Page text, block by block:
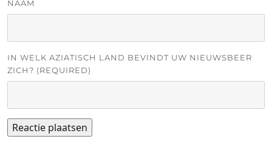
NAAM
IN WELK AZIATISCH LAND BEVINDT UW NIEUWSBEER
ZICH? (REQUIRED)